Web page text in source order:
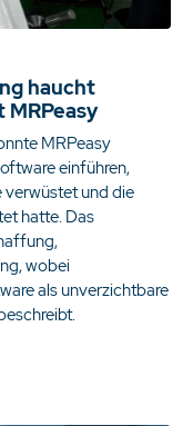
haucht
MRPeasy
einführen,
verwüstet und die
hatte. Das
wobei
als unverzichtbare